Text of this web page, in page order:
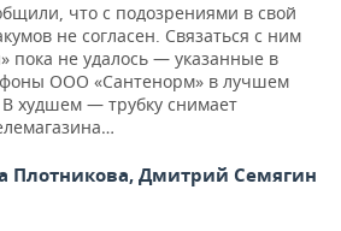
что с подозрениями в свой
не согласен. Связаться с ним
пока не удалось — указанные в
ООО «Сантенорм» в лучшем
худшем — трубку снимает
Плотникова, Дмитрий Семягин